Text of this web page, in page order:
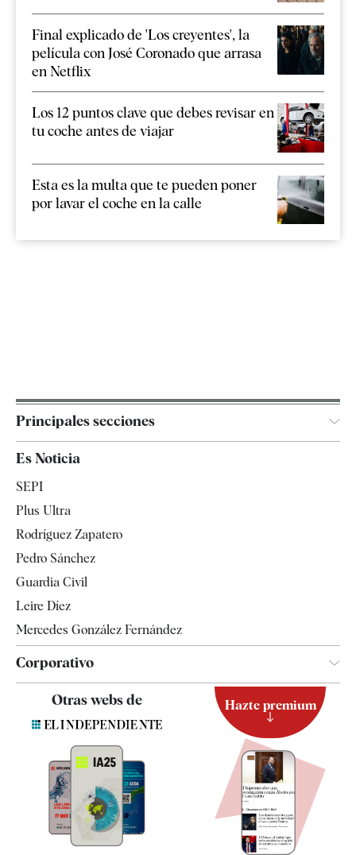
Final explicado de 'Los creyentes', la
película con José Coronado que arrasa
en Netflix
Los 12 puntos clave que debes revisar en
tu coche antes de viajar
Esta es la multa que te pueden poner
por lavar el coche en la calle
Principales secciones
España
Televisión
Es Noticia
SEPI
Plus Ultra
Rodríguez Zapatero
Pedro Sánchez
Guardia Civil
Leire Díez
Mercedes González Fernández
Corporativo
Contacto
Quiénes somos
Especificaciones
Otras webs de Hazte premium